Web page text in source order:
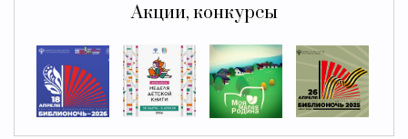
Акции, конкурсы